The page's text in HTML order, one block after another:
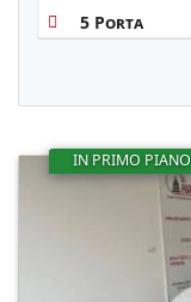
5 Porta
IN PRIMO PIANO